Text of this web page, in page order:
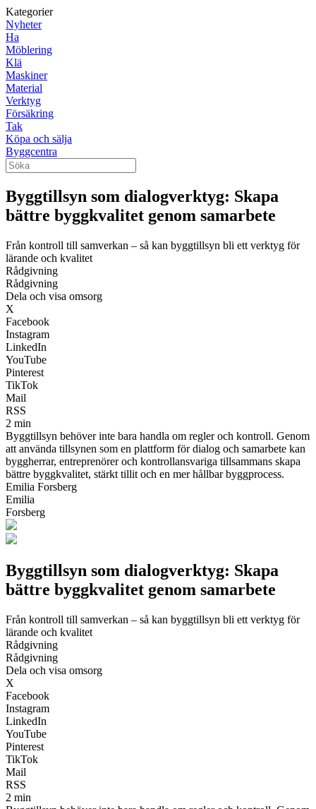
Kategorier
Nyheter
Ha
Möblering
Klä
Maskiner
Material
Verktyg
Försäkring
Tak
Köpa och sälja
Byggcentra
Byggtillsyn som dialogverktyg: Skapa
bättre byggkvalitet genom samarbete
Från kontroll till samverkan – så kan byggtillsyn bli ett verktyg för
lärande och kvalitet
Rådgivning
Rådgivning
Dela och visa omsorg
X
Facebook
Instagram
LinkedIn
YouTube
Pinterest
TikTok
Mail
RSS
2 min
Byggtillsyn behöver inte bara handla om regler och kontroll. Genom
att använda tillsynen som en plattform för dialog och samarbete kan
byggherrar, entreprenörer och kontrollansvariga tillsammans skapa
bättre byggkvalitet, stärkt tillit och en mer hållbar byggprocess.
Emilia Forsberg
Emilia
Forsberg
Byggtillsyn som dialogverktyg: Skapa
bättre byggkvalitet genom samarbete
Från kontroll till samverkan – så kan byggtillsyn bli ett verktyg för
lärande och kvalitet
Rådgivning
Rådgivning
Dela och visa omsorg
X
Facebook
Instagram
LinkedIn
YouTube
Pinterest
TikTok
Mail
RSS
2 min